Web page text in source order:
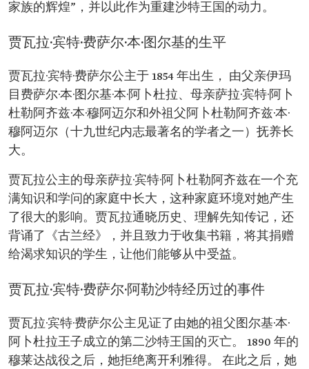
家族的辉煌”，并以此作为重建沙特王国的动力。
贾瓦拉·宾特·费萨尔·本·图尔基的生平
贾瓦拉·宾特·费萨尔公主于 1854 年出生， 由父亲伊玛
目费萨尔·本·图尔基·本·阿卜杜拉、母亲萨拉·宾特·阿卜
杜勒阿齐兹·本·穆阿迈尔和外祖父阿卜杜勒阿齐兹·本·
穆阿迈尔（十九世纪内志最著名的学者之一）抚养长
大。
贾瓦拉公主的母亲萨拉·宾特·阿卜杜勒阿齐兹在一个充
满知识和学问的家庭中长大，这种家庭环境对她产生
了很大的影响。贾瓦拉通晓历史、理解先知传记，还
背诵了《古兰经》，并且致力于收集书籍，将其捐赠
给渴求知识的学生，让他们能够从中受益。
贾瓦拉·宾特·费萨尔·阿勒沙特经历过的事件
贾瓦拉·宾特·费萨尔公主见证了由她的祖父图尔基·本·
阿卜杜拉王子成立的第二沙特王国的灭亡。 1890 年的
穆莱达战役之后，她拒绝离开利雅得。 在此之后，她